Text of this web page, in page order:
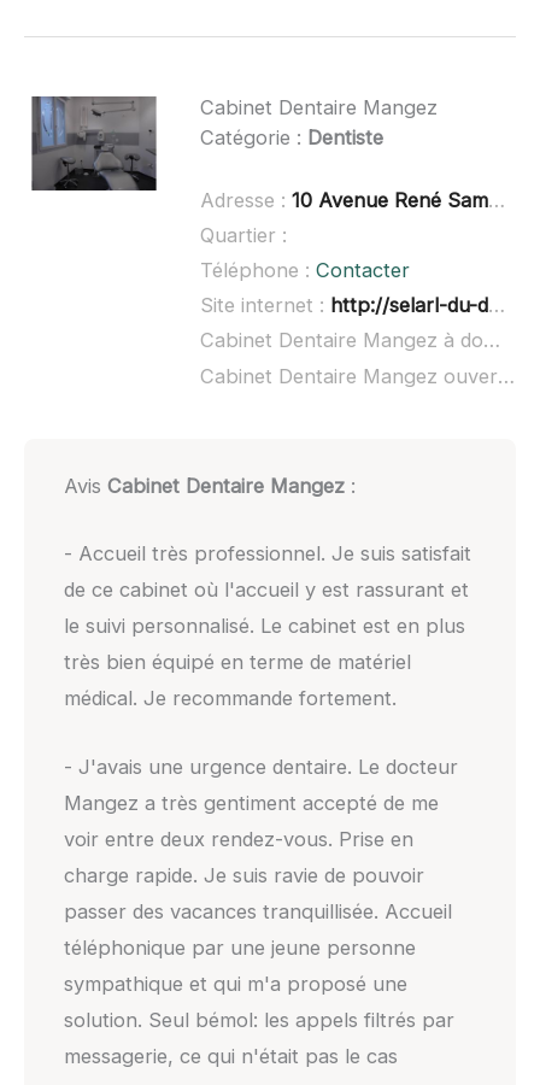
Cabinet Dentaire Mangez
Catégorie : Dentiste
Adresse : 10 Avenue René Samuel, 92140 Clamart
Quartier :
Téléphone : Contacter
Site internet : http://selarl-du-docteur-mangez.chirurgiens-dentistes.fr/
Cabinet Dentaire Mangez à domicile :
Cabinet Dentaire Mangez ouvert dimanche :
Avis Cabinet Dentaire Mangez:
- Accueil très professionnel. Je suis satisfait
de ce cabinet où l'accueil y est rassurant et
le suivi personnalisé. Le cabinet est en plus
très bien équipé en terme de matériel
médical. Je recommande fortement.
- J'avais une urgence dentaire. Le docteur
Mangez a très gentiment accepté de me
voir entre deux rendez-vous. Prise en
charge rapide. Je suis ravie de pouvoir
passer des vacances tranquillisée. Accueil
téléphonique par une jeune personne
sympathique et qui m'a proposé une
solution. Seul bémol: les appels filtrés par
messagerie, ce qui n'était pas le cas